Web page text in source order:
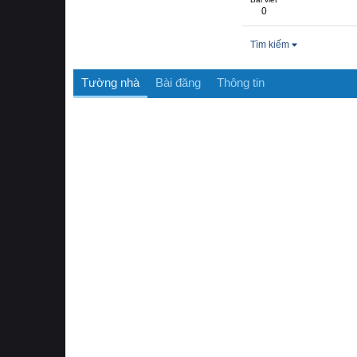
0
Tìm kiếm
Tường nhà Bài đăng Thông tin